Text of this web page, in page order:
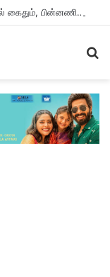
வடசென்னையில் ரேசன் அரிசி கடத்தல் கும்பல் கைதும், பின்னணியும் !